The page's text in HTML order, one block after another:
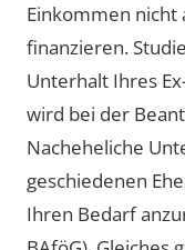
Einkommen nicht
finanzieren.
Unterhalt Ihres
wird bei der
Nacheheliche
geschiedenen
Ihren Bedarf